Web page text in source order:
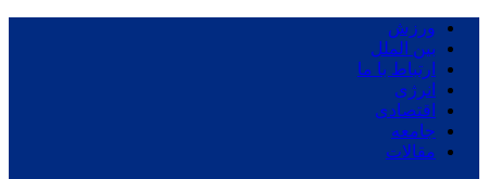
ورزش
بین الملل
ارتباط با ما
انرژی
اقتصادی
جامعه
مقالات